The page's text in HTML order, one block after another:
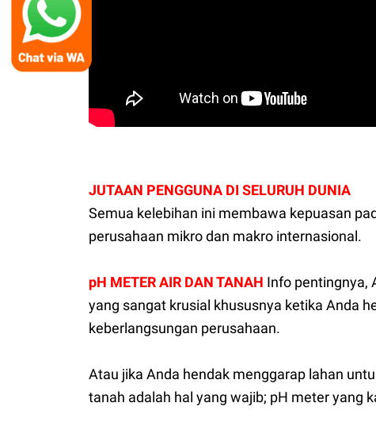
JUTAAN PENGGUNA DI SELURUH DUNIA
Semua kelebihan ini membawa kepuasan
perusahaan mikro dan makro internasional.
pH METER AIR DAN TANAH Info pentingnya,
yang sangat krusial khususnya ketika Anda
keberlangsungan perusahaan.
Atau jika Anda hendak menggarap lahan
tanah adalah hal yang wajib; pH meter yang